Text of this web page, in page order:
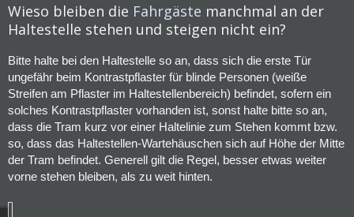
Wieso bleiben die Fahrgäste manchmal an der
Haltestelle stehen und steigen nicht ein?
Bitte halte bei den Haltestelle so an, dass sich die erste Tür
ungefähr beim Kontrastpflaster für blinde Personen (weiße
Streifen am Pflaster im Haltestellenbereich) befindet, sofern ein
solches Kontrastpflaster vorhanden ist, sonst halte bitte so an,
dass die Tram kurz vor einer Haltelinie zum Stehen kommt bzw.
so, dass das Haltestellen-Wartehäuschen sich auf Höhe der Mitte
der Tram befindet. Generell gilt die Regel, besser etwas weiter
vorne stehen bleiben, als zu weit hinten.